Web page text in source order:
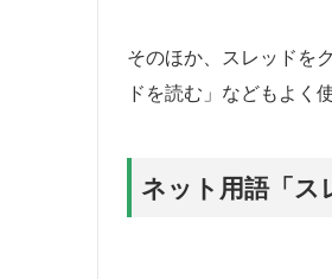
そのほか、スレッドを
ドを読む」などもよく
ネット用語「ス